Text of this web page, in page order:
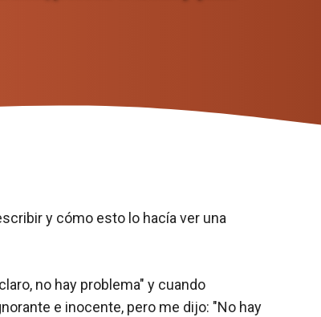
y cómo esto lo hacía ver una
no hay problema" y cuando
e inocente, pero me dijo: "No hay